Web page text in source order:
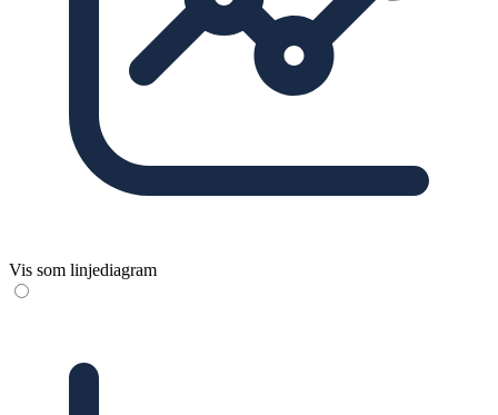
Vis som linjediagram